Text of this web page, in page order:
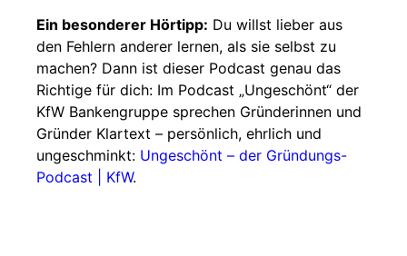
Ein besonderer Hörtipp: Du willst lieber aus
den Fehlern anderer lernen, als sie selbst zu
machen? Dann ist dieser Podcast genau das
Richtige für dich: Im Podcast „Ungeschönt“ der
KfW Bankengruppe sprechen Gründerinnen und
Gründer Klartext – persönlich, ehrlich und
ungeschminkt: Ungeschönt – der Gründungs-
Podcast | KfW.